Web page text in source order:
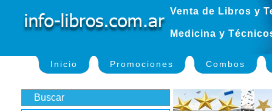
Venta de Libros y
Medicina y
Inicio Promociones Combos
Buscar